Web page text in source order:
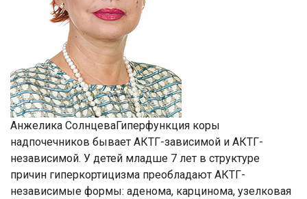
Анжелика СолнцеваГиперфункция коры
надпочечников бывает АКТГ-зависимой и АКТГ-
независимой. У детей младше 7 лет в структуре
причин гиперкортицизма преобладают АКТГ-
независимые формы: аденома, карцинома, узелковая